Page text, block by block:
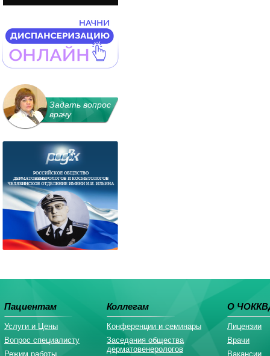
Задать вопрос
врачу
Пациентам
Услуги и Цены
Вопрос специалисту
Режим работы
Коллегам
Конференции и семинары
Заседания общества
дерматовенерологов
О
Лицензии
Врачи
Вакансии